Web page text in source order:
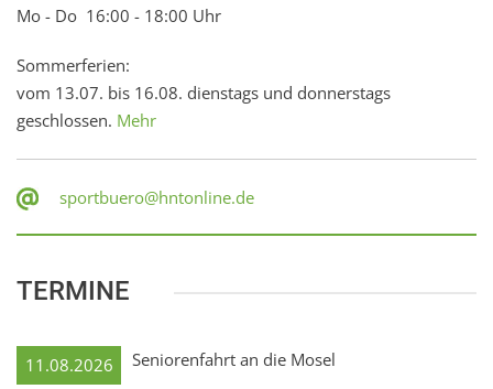
Mo - Do 16:00 - 18:00 Uhr
Sommerferien:
vom 13.07. bis 16.08. dienstags und donnerstags
geschlossen. Mehr
sportbuero@hntonline.de
TERMINE
11.08.2026 Seniorenfahrt an die Mosel